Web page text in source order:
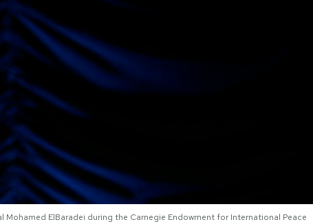
Mohamed ElBaradei during the Carnegie Endowment for International Peace